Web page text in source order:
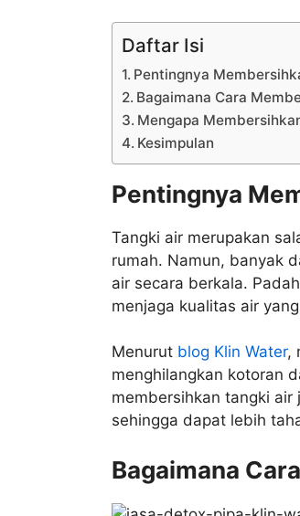
Daftar Isi
Pentingnya
Bagaimana Cara
Mengapa
Kesimpulan
Pentingnya
Tangki air merupakan
rumah. Namun, banyak
air secara berkala.
menjaga kualitas air
Menurut blog Klin Water,
menghilangkan kotoran
membersihkan tangki
sehingga dapat lebih
Bagaimana